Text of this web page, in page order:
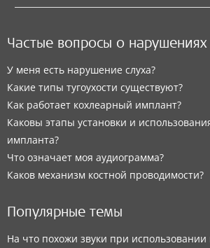
Частые вопросы о нарушениях
У меня есть нарушение слуха?
Какие типы тугоухости существуют?
Как работает кохлеарный имплант?
Каковы этапы установки и
импланта?
Что означает моя аудиограмма?
Каков механизм костной проводимости?
Популярные темы
На что похожи звуки при использовании